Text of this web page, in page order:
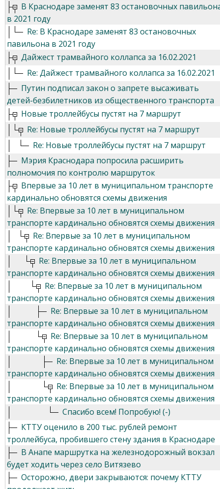
В Краснодаре заменят 83 остановочных
в 2021 году
Re: В Краснодаре заменят 83 остановочных
павильона в 2021 году
Дайжест трамвайного коллапса за 16.02.2021
Re: Дайжест трамвайного коллапса за 16.02.2021
Путин подписал закон о запрете высаживать
детей-безбилетников из общественного транспорта
Новые троллейбусы пустят на 7 маршрут
Re: Новые троллейбусы пустят на 7 маршрут
Re: Новые троллейбусы пустят на 7 маршрут
Мэрия Краснодара попросила расширить
полномочия по контролю маршруток
Впервые за 10 лет в муниципальном транспорте
кардинально обновятся схемы движения
Re: Впервые за 10 лет в муниципальном
транспорте кардинально обновятся схемы движения
Re: Впервые за 10 лет в муниципальном
транспорте кардинально обновятся схемы движения
Re: Впервые за 10 лет в муниципальном
транспорте кардинально обновятся схемы движения
Re: Впервые за 10 лет в муниципальном
транспорте кардинально обновятся схемы движения
Re: Впервые за 10 лет в муниципальном
транспорте кардинально обновятся схемы движения
Re: Впервые за 10 лет в муниципальном
транспорте кардинально обновятся схемы движения
Re: Впервые за 10 лет в муниципальном
транспорте кардинально обновятся схемы движения
Re: Впервые за 10 лет в муниципальном
транспорте кардинально обновятся схемы движения
Спасибо всем! Попробую! (-)
КТТУ оценило в 200 тыс. рублей ремонт
троллейбуса, пробившего стену здания в Краснодаре
В Анапе маршрутка на железнодорожный вокзал
будет ходить через село Витязево
Осторожно, двери закрываются: почему КТТУ